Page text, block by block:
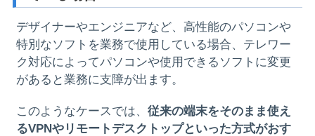
デザイナーやエンジニアなど、高性能のパソコンや
特別なソフトを業務で使用している場合、テレワー
ク対応によってパソコンや使用できるソフトに変更
があると業務に支障が出ます。
このようなケースでは、 従来の端末をそのまま使え
るVPNやリモートデスクトップといった方式がおす